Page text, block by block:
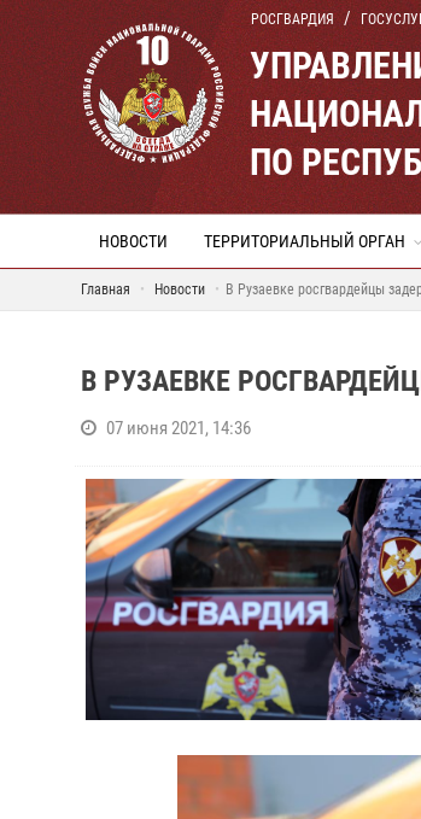
РОСГВАРДИЯ
ПО
НОВОСТИ ТЕРРИТОРИАЛЬНЫЙ ОРГАН
Главная Новости В Рузаевке росгвардейцы
В РУЗАЕВКЕ
07 июня 2021, 14:36